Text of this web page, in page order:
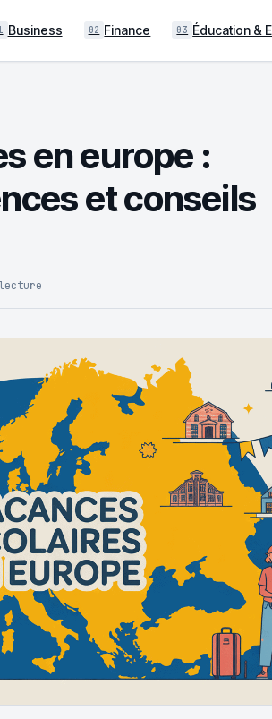
Business 02 Finance 03 Éducation &
en europe :
et conseils